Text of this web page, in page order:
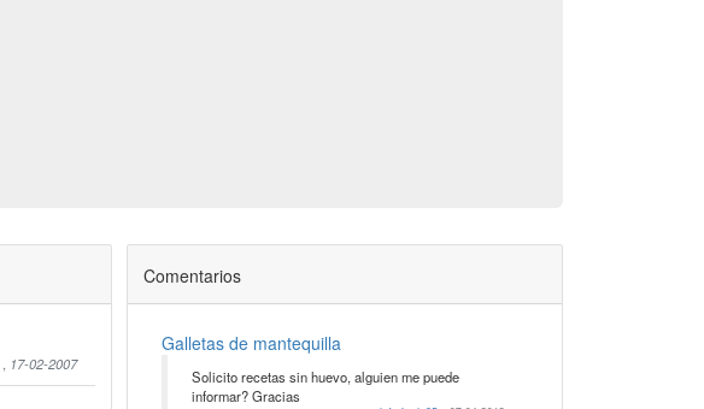
17-02-2007
Comentarios
Galletas de mantequilla
Solicito recetas sin huevo, alguien me puede
informar? Gracias